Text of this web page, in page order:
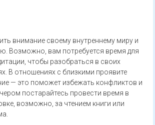
внимание своему внутреннему миру и
Возможно, вам потребуется время для
чтобы разобраться в своих
В отношениях с близкими проявите
— это поможет избежать конфликтов и
постарайтесь провести время в
возможно, за чтением книги или